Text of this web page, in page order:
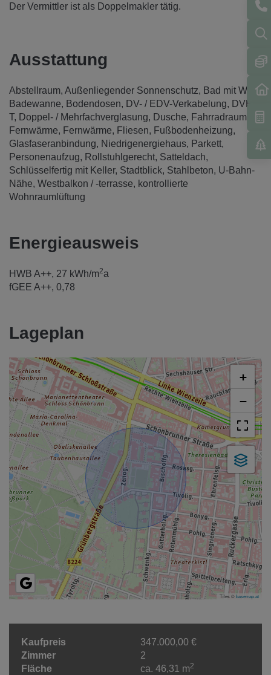
Der Vermittler ist als Doppelmakler tätig.
Ausstattung
Abstellraum Außenliegender Sonnenschutz
Bad mit WC
Badewanne
Bodendosen DV- / EDV-Verkabelung
DVB-
T
Doppel- / Mehrfachverglasung Dusche
Fahrradraum
Fernwärme
Fernwärme Fliesen
Fußbodenheizung
Glasfaseranbindung
Niedrigenergiehaus
Parkett
Personenaufzug
Rollstuhlgerecht Satteldach
Schlüsselfertig mit Keller Stadtblick Stahlbeton U-Bahn-
Nähe Westbalkon / -terrasse
kontrollierte
Wohnraumlüftung
Energieausweis
HWB A++, 27 kWh/m2a
fGEE A++, 0,78
Lageplan
+
−
Tiles ©basemap.at
Kaufpreis
347.000,00 €
Zimmer
2
Fläche
ca. 46,31 m2